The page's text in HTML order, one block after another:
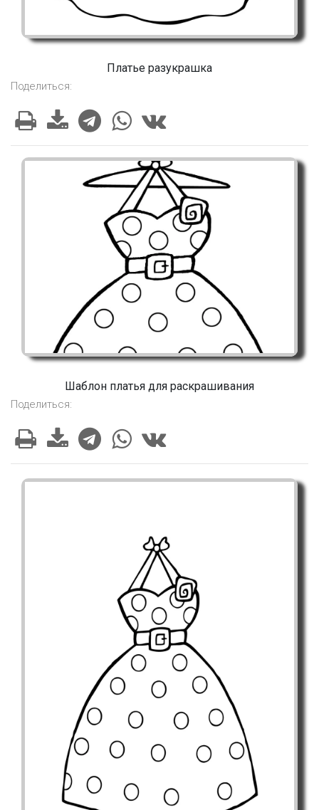
Платье разукрашка
Поделиться:
Шаблон платья для раскрашивания
Поделиться: